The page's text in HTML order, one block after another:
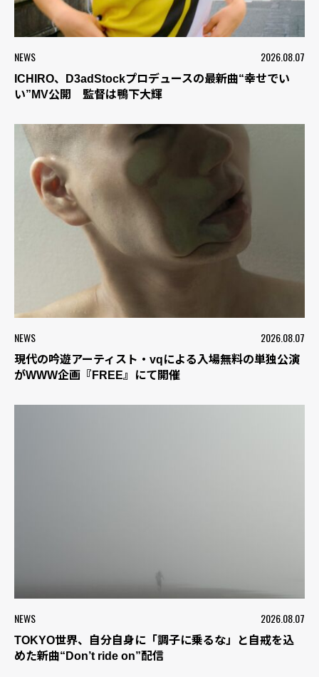
NEWS 2026.08.07
ICHIRO、D3adStockプロデュースの最新曲“幸せでい
い”MV公開 監督は鴨下大輝
NEWS 2026.08.07
現代の吟遊アーティスト・vqによる入場無料の単独公演
がWWW企画『FREE』にて開催
NEWS 2026.08.07
TOKYO世界、自分自身に「調子に乗るな」と自戒を込
めた新曲“Don’t ride on”配信